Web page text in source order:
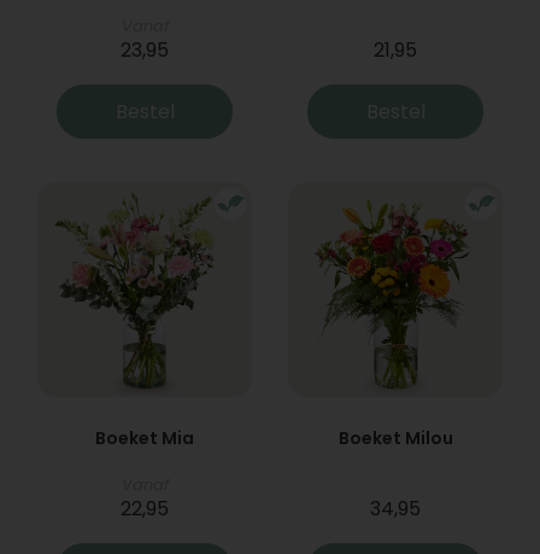
23,95
Bestel
21,95
Bestel
Boeket Mia
22,95
Boeket Milou
34,95